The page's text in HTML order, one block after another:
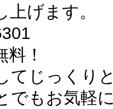
上げます。
！
てじっくり
でもお気軽